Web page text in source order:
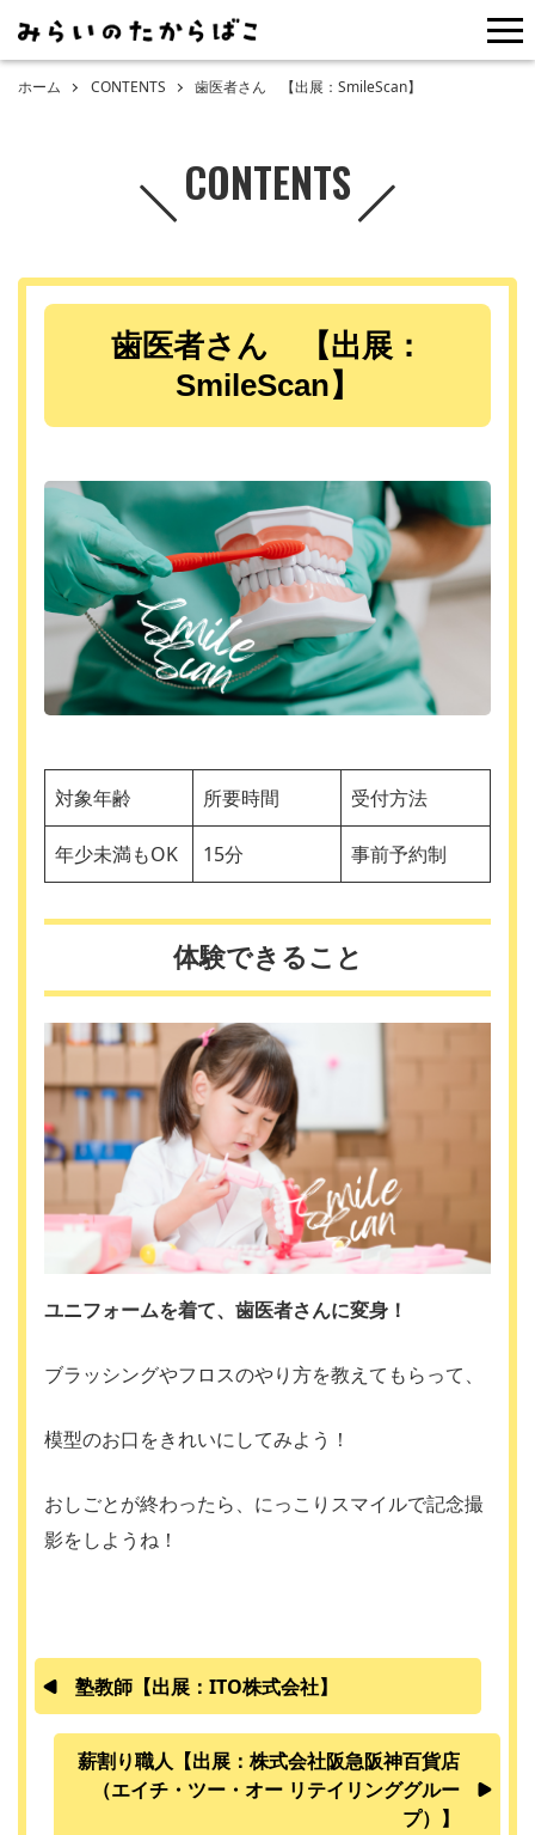
ホーム CONTENTS 歯医者さん 【出展：SmileScan】
CONTENTS
歯医者さん 【出展：
SmileScan】
対象年齢 所要時間 受付方法
年少未満もOK 15分 事前予約制
体験できること
ユニフォームを着て、歯医者さんに変身！
ブラッシングやフロスのやり方を教えてもらって、
模型のお口をきれいにしてみよう！
おしごとが終わったら、にっこりスマイルで記念撮
影をしようね！
塾教師【出展：ITO株式会社】
薪割り職人【出展：株式会社阪急阪神百貨店
（エイチ・ツー・オー リテイリンググルー
プ）】